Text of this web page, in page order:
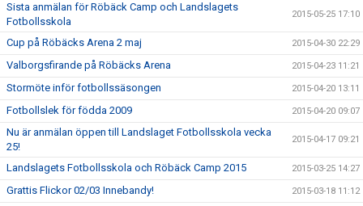
Sista anmälan för Röbäck Camp och Landslagets
Fotbollsskola
2015-05-25 17:10
Cup på Röbäcks Arena 2 maj 2015-04-30 22:29
Valborgsfirande på Röbäcks Arena 2015-04-23 11:21
Stormöte inför fotbollssäsongen 2015-04-20 13:11
Fotbollslek för födda 2009 2015-04-20 09:07
Nu är anmälan öppen till Landslaget Fotbollsskola vecka
25!
2015-04-17 09:21
Landslagets Fotbollsskola och Röbäck Camp 2015 2015-03-25 14:27
Grattis Flickor 02/03 Innebandy! 2015-03-18 11:12